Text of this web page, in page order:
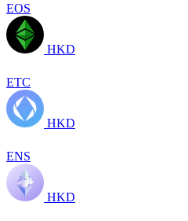
EOS
HKD
ETC
HKD
ENS
HKD